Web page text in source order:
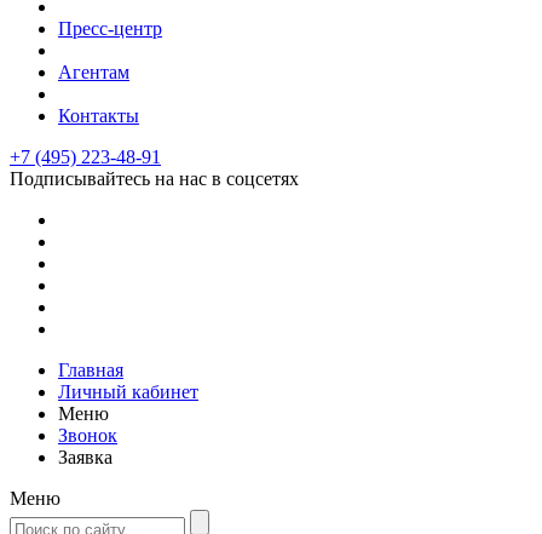
Пресс-центр
Агентам
Контакты
+7 (495) 223-48-91
Подписывайтесь на нас в соцсетях
Главная
Личный кабинет
Меню
Звонок
Заявка
Меню